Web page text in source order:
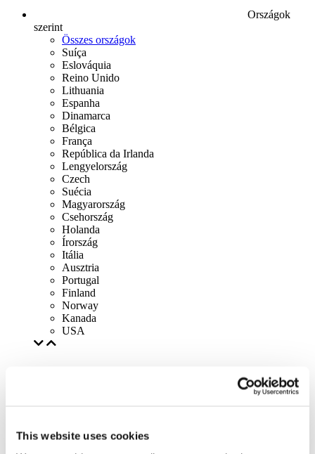
This website uses cookies
Országok
szerint
Összes országok
Suíça
Eslováquia
Reino Unido
Lithuania
Espanha
Dinamarca
Bélgica
França
República da Irlanda
Lengyelország
Czech
Suécia
Magyarország
Csehország
Holanda
Írország
Itália
Ausztria
Portugal
Finland
Norway
Kanada
USA